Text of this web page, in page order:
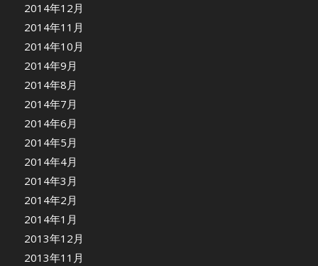
2014年12月
2014年11月
2014年10月
2014年9月
2014年8月
2014年7月
2014年6月
2014年5月
2014年4月
2014年3月
2014年2月
2014年1月
2013年12月
2013年11月